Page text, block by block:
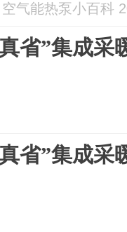
空气能热泵小百科
省”集成采
省”集成采